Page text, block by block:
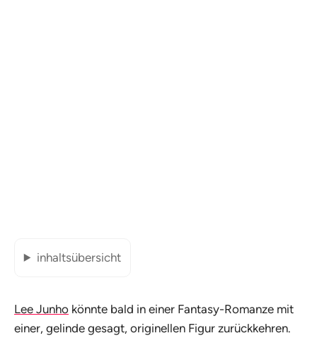
inhaltsübersicht
Lee Junho könnte bald in einer Fantasy-Romanze mit
einer, gelinde gesagt, originellen Figur zurückkehren.